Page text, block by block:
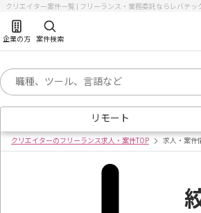
クリエイター案件一覧 | フリーランス・業務委託ならレバテッ
企業の方 案件検索
リモート
クリエイターのフリーランス求人・案件TOP 求人・案件